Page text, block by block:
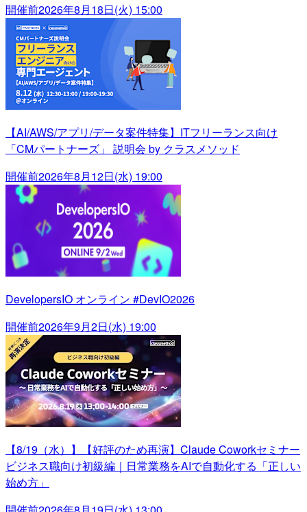
開催前2026年8月18日(火) 15:00
【AI/AWS/アプリ/データ案件特集】ITフリーランス向け
「CMパートナーズ」 説明会 by クラスメソッド
開催前2026年8月12日(水) 19:00
DevelopersIO オンライン #DevIO2026
開催前2026年9月2日(水) 19:00
【8/19（水）】【好評のため再演】Claude Coworkセミナー
ビジネス職向け初級編｜日常業務をAIで自動化する「正しい
始め方」